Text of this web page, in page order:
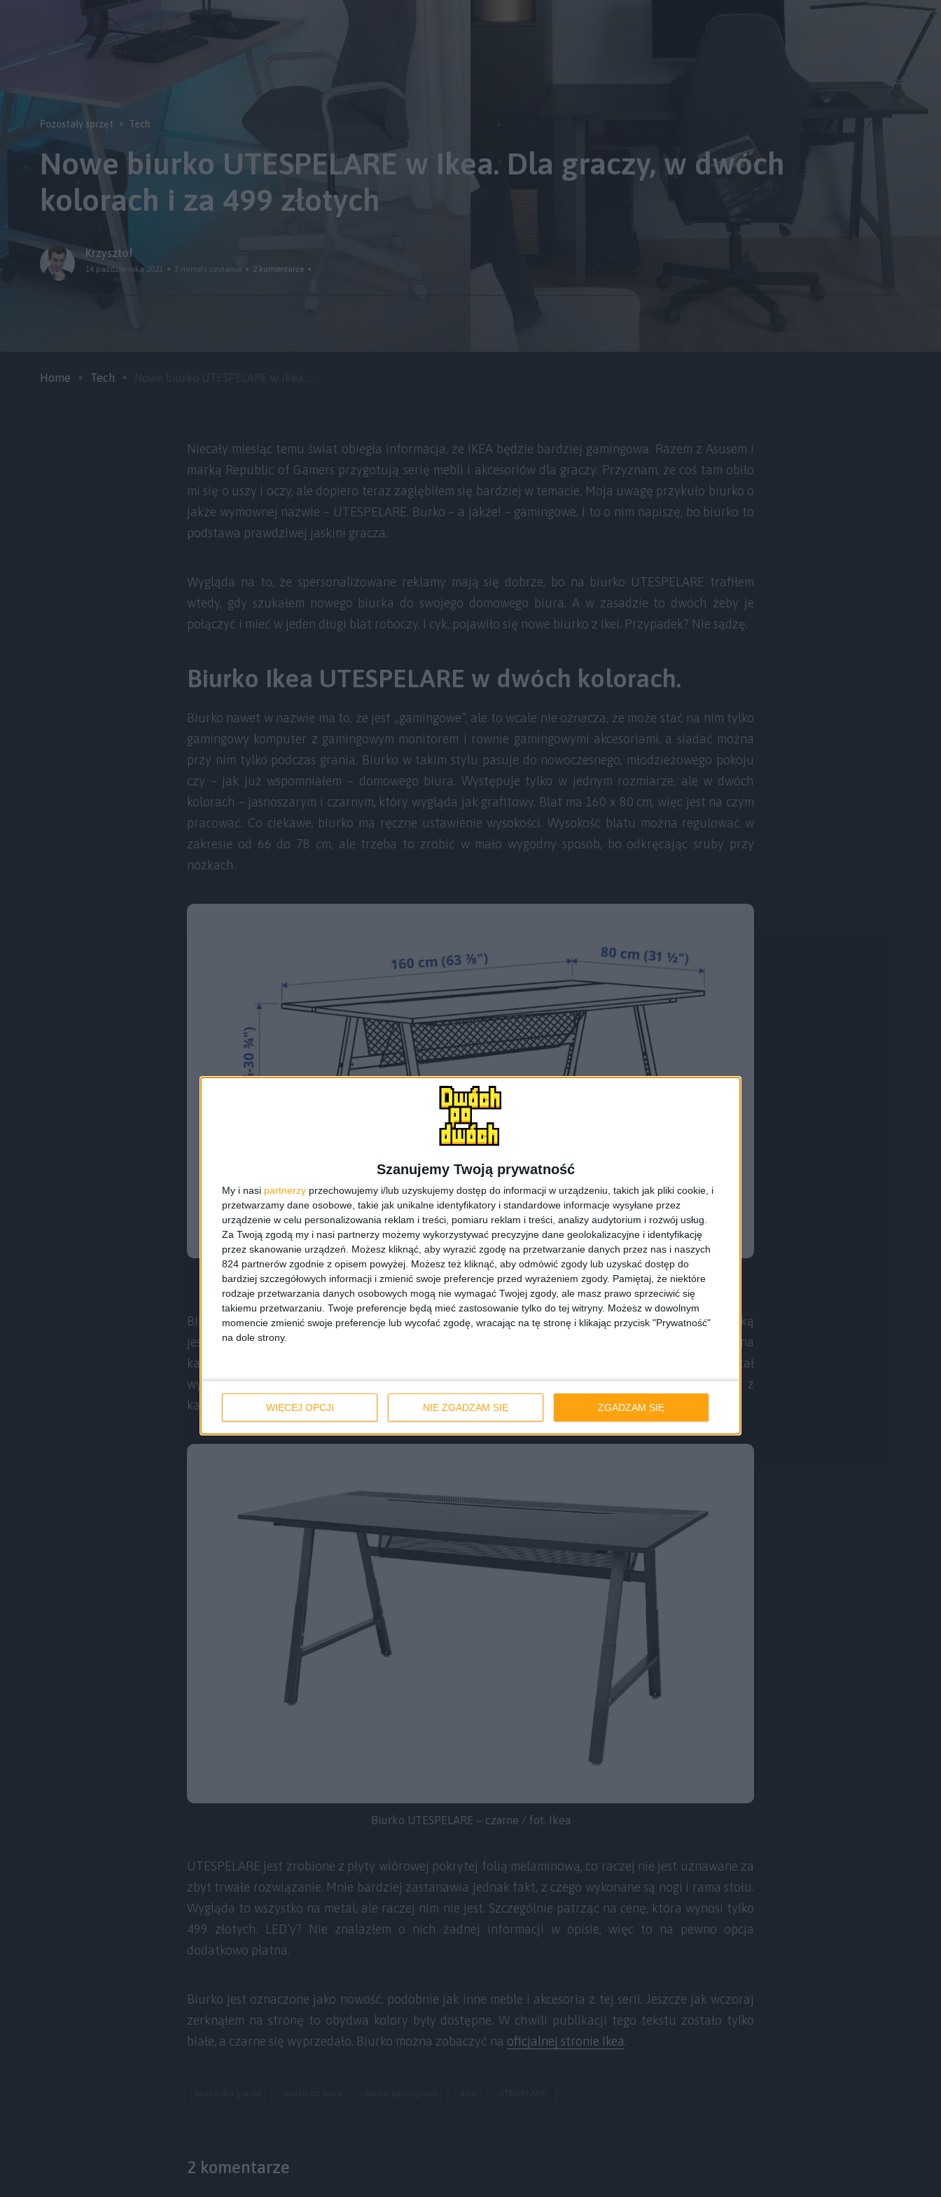
Szanujemy Twoją prywatność
My i nasi partnerzy przechowujemy i/lub uzyskujemy dostęp do informacji w urządzeniu, takich jak pliki cookie, i
przetwarzamy dane osobowe, takie jak unikalne identyfikatory i standardowe informacje wysyłane przez
urządzenie w celu personalizowania reklam i treści, pomiaru reklam i treści, analizy audytorium i rozwój usług.
Za Twoją zgodą my i nasi partnerzy możemy wykorzystywać precyzyjne dane geolokalizacyjne i identyfikację
przez skanowanie urządzeń. Możesz kliknąć, aby wyrazić zgodę na przetwarzanie danych przez nas i naszych
824 partnerów zgodnie z opisem powyżej. Możesz też kliknąć, aby odmówić zgody lub uzyskać dostęp do
bardziej szczegółowych informacji i zmienić swoje preferencje przed wyrażeniem zgody. Pamiętaj, że niektóre
rodzaje przetwarzania danych osobowych mogą nie wymagać Twojej zgody, ale masz prawo sprzeciwić się
takiemu przetwarzaniu. Twoje preferencje będą mieć zastosowanie tylko do tej witryny. Możesz w dowolnym
momencie zmienić swoje preferencje lub wycofać zgodę, wracając na tę stronę i klikając przycisk "Prywatność"
na dole strony.
WIĘCEJ OPCJI NIE ZGADZAM SIĘ ZGADZAM SIĘ
Pozostały sprzęt Tech
Nowe biurko UTESPELARE w Ikea. Dla graczy, w dwóch
kolorach i za 499 złotych
Krzysztof
14 października 2021 3 minuty czytania 2 komentarze
Home Tech
Niecały miesiąc temu świat obiegła informacja, że IKEA będzie bardziej gamingowa. Razem z Asusem i
marką Republic of Gamers przygotują serię mebli i akcesoriów dla graczy. Przyznam, że coś tam obiło
mi się o uszy i oczy, ale dopiero teraz zagłębiłem się bardziej w temacie. Moja uwagę przykuło biurko o
jakże wymownej nazwie – UTESPELARE. Burko – a jakże! – gamingowe. I to o nim napiszę, bo biurko to
podstawa prawdziwej jaskini gracza.
Wygląda na to, że spersonalizowane reklamy mają się dobrze, bo na biurko UTESPELARE trafiłem
wtedy, gdy szukałem nowego biurka do swojego domowego biura. A w zasadzie to dwóch żeby je
połączyć i mieć w jeden długi blat roboczy. I cyk, pojawiło się nowe biurko z Ikei. Przypadek? Nie sądzę.
Biurko Ikea UTESPELARE w dwóch kolorach.
Biurko nawet w nazwie ma to, że jest „gamingowe”, ale to wcale nie oznacza, że może stać na nim tylko
gamingowy komputer z gamingowym monitorem i równie gamingowymi akcesoriami, a siadać można
przy nim tylko podczas grania. Biurko w takim stylu pasuje do nowoczesnego, młodzieżowego pokoju
czy – jak już wspomniałem – domowego biura. Występuje tylko w jednym rozmiarze, ale w dwóch
kolorach – jasnoszarym i czarnym, który wygląda jak grafitowy. Blat ma 160 x 80 cm, więc jest na czym
pracować. Co ciekawe, biurko ma ręczne ustawienie wysokości. Wysokość blatu można regulować w
zakresie od 66 do 78 cm, ale trzeba to zrobić w mało wygodny sposób, bo odkręcając śruby przy
nóżkach.
Biurko UTESPELARE / fot. Ikea
Biurko prezentuje się strasznie nowocześnie i minimalistycznie, jak to rzeczy z Ikei. Kolejną ciekawostką
jest możliwość przekręcenia blatu o 180 stopni przez co w jednym ustawieniu można mieć przelot na
kable, a w drugim wcięcie na krzesło. Jest tam też coś w rodzaju organizera na kable, który został
wykonany z siatki. Mam mieszane odczucia i wątpię, że pozwoli to zachować względy porządek z
kablami i zasilaczami w tym miejscu.
Biurko UTESPELARE – czarne / fot. Ikea
UTESPELARE jest zrobione z płyty wiórowej pokrytej folią melaminową, co raczej nie jest uznawane za
zbyt trwałe rozwiązanie. Mnie bardziej zastanawia jednak fakt, z czego wykonane są nogi i rama stołu.
Wygląda to wszystko na metal, ale raczej nim nie jest. Szczególnie patrząc na cenę, która wynosi tylko
499 złotych. LED’y? Nie znalazłem o nich żadnej informacji w opisie, więc to na pewno opcja
dodatkowo płatna.
Biurko jest oznaczone jako nowość, podobnie jak inne meble i akcesoria z tej serii. Jeszcze jak wczoraj
zerknąłem na stronę to obydwa kolory były dostępne. W chwili publikacji tego tekstu zostało tylko
białe, a czarne się wyprzedało. Biurko można zobaczyć na oficjalnej stronie Ikea.
2 komentarze